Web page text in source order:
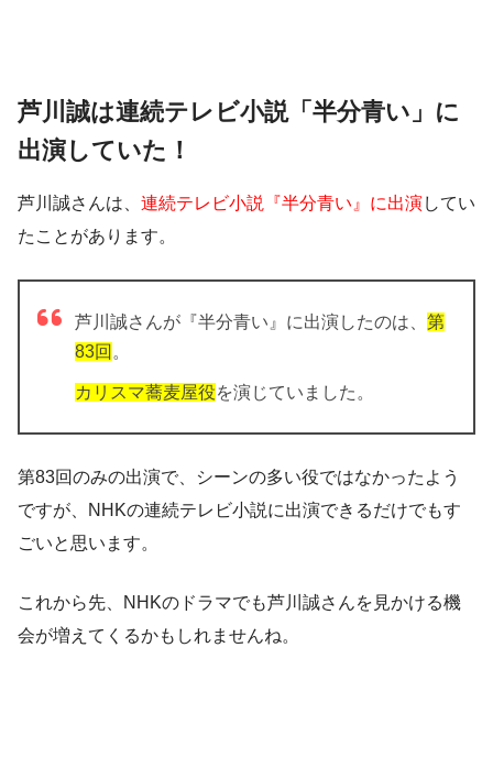
芦川誠は連続テレビ小説「半分青い」に
出演していた！
芦川誠さんは、 連続テレビ小説『半分青い』に出演してい
たことがあります。
芦川誠さんが『半分青い』に出演したのは、 第
83回 。
カリスマ蕎麦屋役を演じていました。
第83回のみの出演で、シーンの多い役ではなかったよう
ですが、NHKの連続テレビ小説に出演できるだけでもす
ごいと思います。
これから先、NHKのドラマでも芦川誠さんを見かける機
会が増えてくるかもしれませんね。